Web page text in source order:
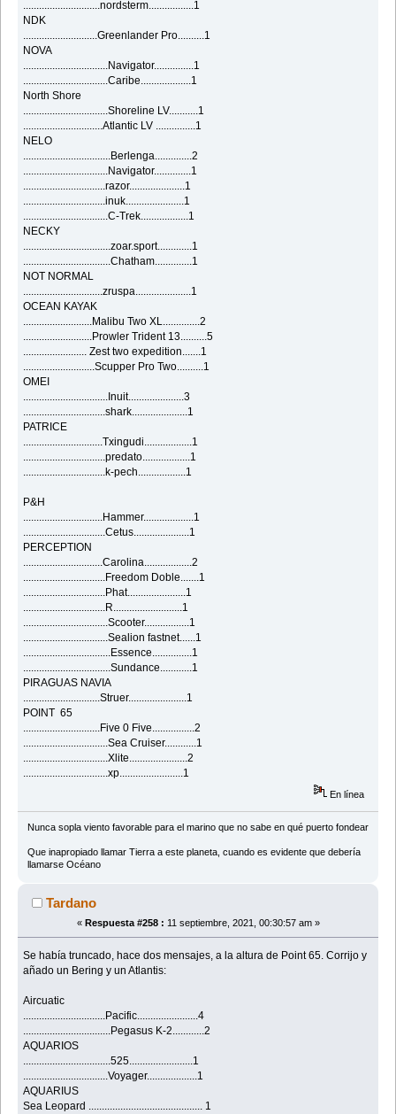
.............................nordsterm.................1
NDK
............................Greenlander Pro..........1
NOVA
................................Navigator...............1
................................Caribe...................1
North Shore
................................Shoreline LV...........1
..............................Atlantic LV ...............1
NELO
.................................Berlenga..............2
................................Navigator..............1
...............................razor.....................1
...............................inuk......................1
................................C-Trek..................1
NECKY
.................................zoar.sport.............1
.................................Chatham..............1
NOT NORMAL
..............................zruspa.....................1
OCEAN KAYAK
..........................Malibu Two XL..............2
..........................Prowler Trident 13..........5
........................ Zest two expedition.......1
...........................Scupper Pro Two..........1
OMEI
................................Inuit.....................3
...............................shark.....................1
PATRICE
..............................Txingudi..................1
...............................predato..................1
...............................k-pech..................1
P&H
..............................Hammer...................1
...............................Cetus.....................1
PERCEPTION
..............................Carolina..................2
...............................Freedom Doble.......1
...............................Phat......................1
...............................R..........................1
................................Scooter.................1
................................Sealion fastnet......1
.................................Essence...............1
.................................Sundance............1
PIRAGUAS NAVIA
.............................Struer......................1
POINT 65
.............................Five 0 Five................2
................................Sea Cruiser............1
................................Xlite......................2
................................xp........................1
En línea
Nunca sopla viento favorable para el marino que no sabe en qué puerto fondear
Que inapropiado llamar Tierra a este planeta, cuando es evidente que debería
llamarse Océano
Tardano
« Respuesta #258 : 11 septiembre, 2021, 00:30:57 am »
Se había truncado, hace dos mensajes, a la altura de Point 65. Corrijo y
añado un Bering y un Atlantis:
Aircuatic
...............................Pacific.......................4
.................................Pegasus K-2............2
AQUARIOS
.................................525........................1
................................Voyager...................1
AQUARIUS
Sea Leopard ........................................... 1